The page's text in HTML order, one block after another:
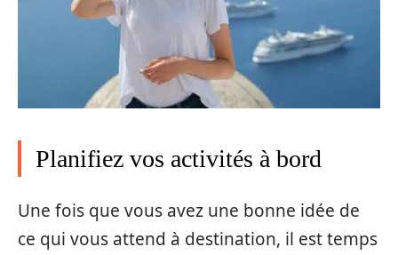
Planifiez vos activités à bord
Une fois que vous avez une bonne idée de
ce qui vous attend à destination, il est temps